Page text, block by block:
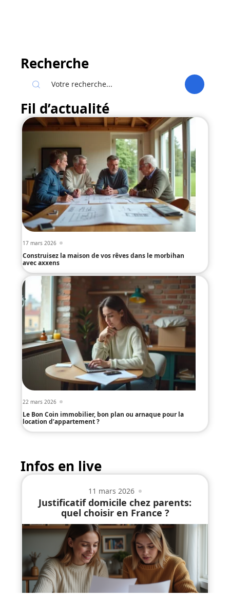
Recherche
Fil d’actualité
17 mars 2026
Construisez la maison de vos rêves dans le morbihan
avec axxens
22 mars 2026
Le Bon Coin immobilier, bon plan ou arnaque pour la
location d’appartement ?
Infos en live
11 mars 2026
Justificatif domicile chez parents:
quel choisir en France ?